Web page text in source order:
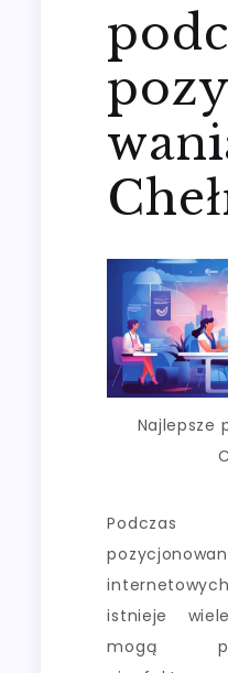
Najlepsze
istnieje
mogą